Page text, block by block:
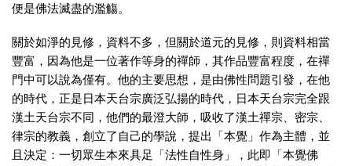
便是佛法滅盡的濫觴。
關於如淨的見修，資料不多，但關於道元的見修，則資料相當
豐富，因為他是一位著作等身的禪師，其作品豐富程度，在禪
門中可以說為僅有。他的主要思想，是由佛性問題引發，在他
的時代，正是日本天台宗廣泛弘揚的時代，日本天台宗完全跟
漢土天台宗不同，他們的最澄大師，吸收了漢土禪宗、密宗、
律宗的教義，創立了自己的學說，提出「本覺」作為主體，並
且決定：一切眾生本來具足「法性自性身」，此即「本覺佛